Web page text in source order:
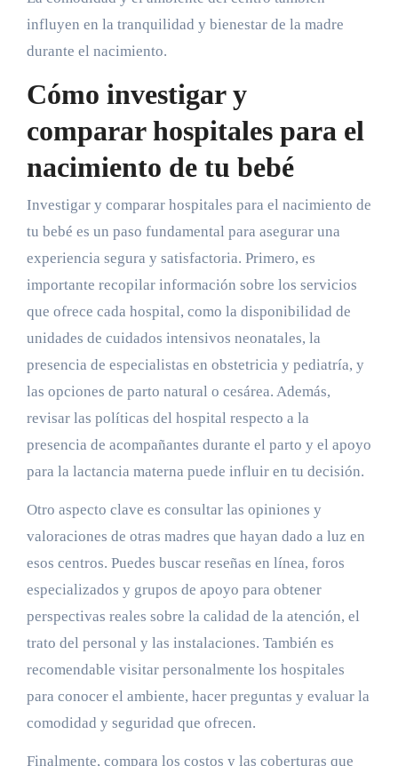
influyen en la tranquilidad y bienestar de la madre
durante el nacimiento.
Cómo investigar y
comparar hospitales para el
nacimiento de tu bebé
Investigar y comparar hospitales para el nacimiento de
tu bebé es un paso fundamental para asegurar una
experiencia segura y satisfactoria. Primero, es
importante recopilar información sobre los servicios
que ofrece cada hospital, como la disponibilidad de
unidades de cuidados intensivos neonatales, la
presencia de especialistas en obstetricia y pediatría, y
las opciones de parto natural o cesárea. Además,
revisar las políticas del hospital respecto a la
presencia de acompañantes durante el parto y el apoyo
para la lactancia materna puede influir en tu decisión.
Otro aspecto clave es consultar las opiniones y
valoraciones de otras madres que hayan dado a luz en
esos centros. Puedes buscar reseñas en línea, foros
especializados y grupos de apoyo para obtener
perspectivas reales sobre la calidad de la atención, el
trato del personal y las instalaciones. También es
recomendable visitar personalmente los hospitales
para conocer el ambiente, hacer preguntas y evaluar la
comodidad y seguridad que ofrecen.
Finalmente, compara los costos y las coberturas que